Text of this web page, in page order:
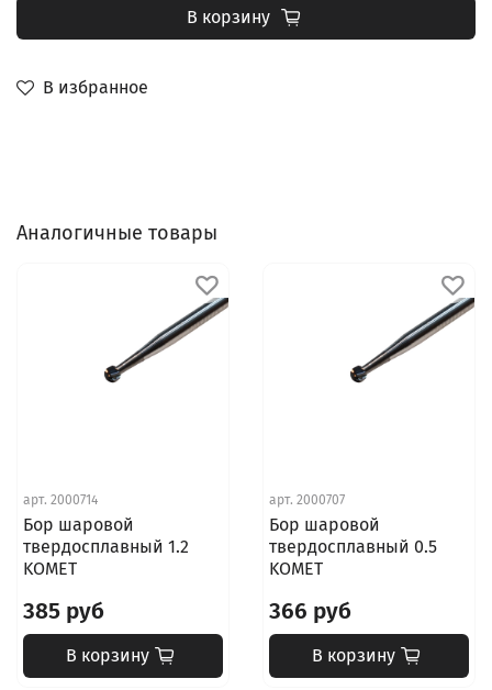
В избранное
В корзину
Аналогичные товары
арт. 2000714
Бор шаровой
твердосплавный 1.2
KOMET
385 руб
В корзину
арт. 2000707
Бор шаровой
твердосплавный 0.5
KOMET
366 руб
В корзину